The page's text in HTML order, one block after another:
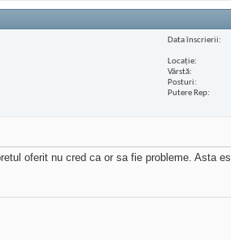
Data înscrierii
Locaţie
Vârstă
Posturi
Putere Rep
oferit nu cred ca or sa fie probleme. Asta